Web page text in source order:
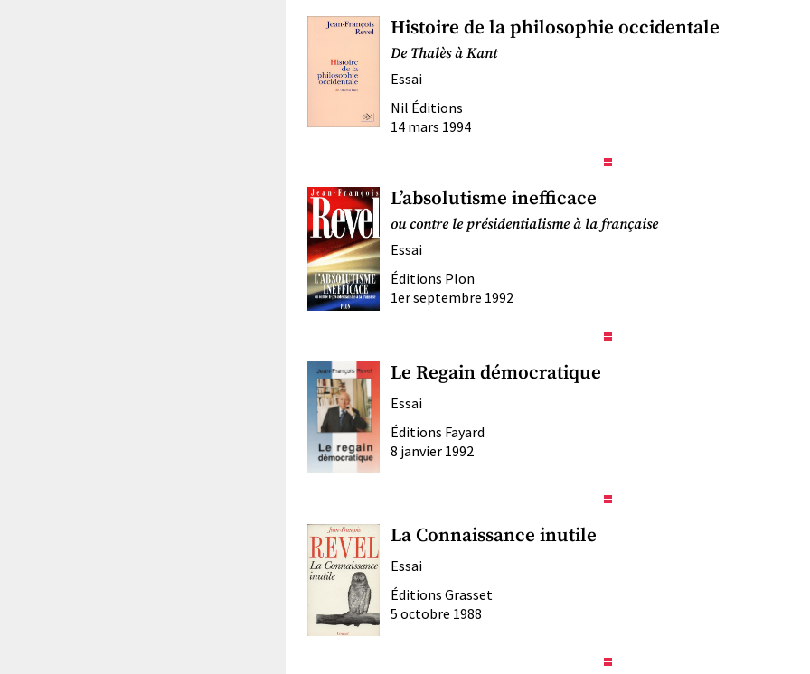
Histoire de la philosophie occidentale
De Thalès à Kant
Essai
Nil Éditions
14 mars 1994
L’absolutisme inefficace
ou contre le présidentialisme à la française
Essai
Éditions Plon
1er septembre 1992
Le Regain démocratique
Essai
Éditions Fayard
8 janvier 1992
La Connaissance inutile
Essai
Éditions Grasset
5 octobre 1988